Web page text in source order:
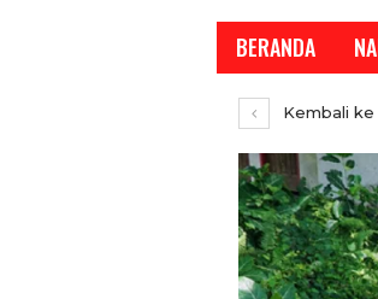
BERANDA
Kembali ke